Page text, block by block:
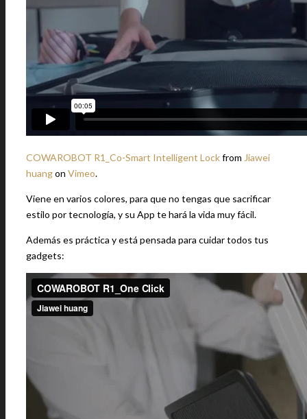
COWAROBOT R1_Co-Smart Intelligent Lockfrom Jiawei
huangon Vimeo.
Viene en varios colores, para que no tengas que sacrificar
estilo por tecnología, y su App te hará la vida muy fácil.
Además es práctica y está pensada para cuidar todos tus
gadgets: